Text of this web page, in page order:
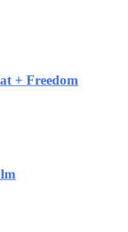
+ Freedom